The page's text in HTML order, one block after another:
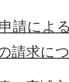
請によ
請求に